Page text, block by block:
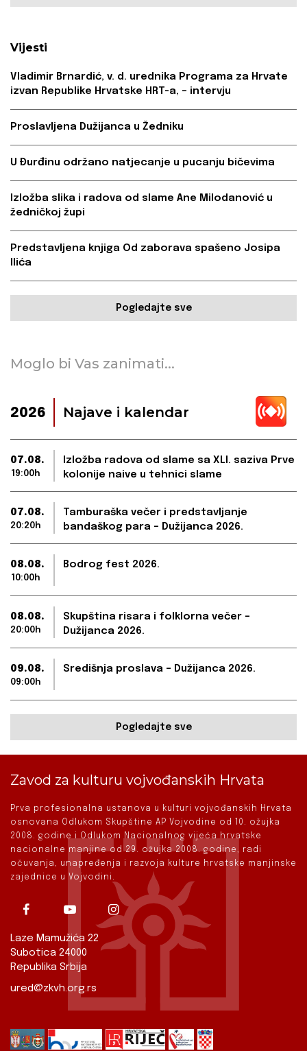
Vijesti
Vladimir Brnardić, v. d. urednika Programa za Hrvate
izvan Republike Hrvatske HRT-a, – intervju
Proslavljena Dužijanca u Žedniku
U Đurđinu održano natjecanje u pucanju bičevima
Izložba slika i radova od slame Ane Milodanović u
žedničkoj župi
Predstavljena knjiga Od zaborava spašeno Josipa
Ilića
Pogledajte sve
Moglo bi Vas zanimati...
2026 Najave i kalendar
07.08.
19:00h
Izložba radova od slame sa XLI. saziva Prve
kolonije naive u tehnici slame
07.08.
20:20h
Tamburaška večer i predstavljanje
bandaškog para – Dužijanca 2026.
08.08.
10:00h
Bodrog fest 2026.
08.08.
20:00h
Skupština risara i folklorna večer –
Dužijanca 2026.
09.08.
09:00h
Središnja proslava – Dužijanca 2026.
Pogledajte sve
Zavod za kulturu vojvođanskih Hrvata
Prva profesionalna ustanova u kulturi vojvođanskih Hrvata
osnovana Odlukom Skupštine AP Vojvodine od 10. ožujka
2008. godine i Odlukom Nacionalnog vijeća hrvatske
nacionalne manjine od 29. ožujka 2008. godine, radi
očuvanja, unapređenja i razvoja kulture hrvatske manjinske
zajednice u Vojvodini.
Laze Mamužića 22
Subotica 24000
Republika Srbija
ured@zkvh.org.rs